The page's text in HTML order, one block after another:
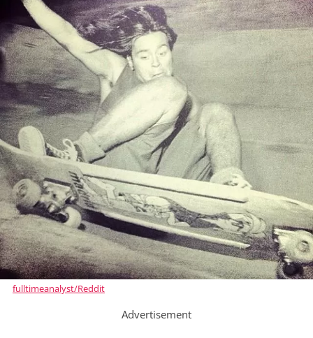
fulltimeanalyst/Reddit
Advertisement